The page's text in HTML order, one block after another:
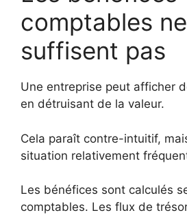
comptables ne
suffisent pas
Une entreprise peut afficher
en détruisant de la valeur.
Cela paraît contre-intuitif,
situation relativement
Les bénéfices sont calculés
comptables. Les flux de